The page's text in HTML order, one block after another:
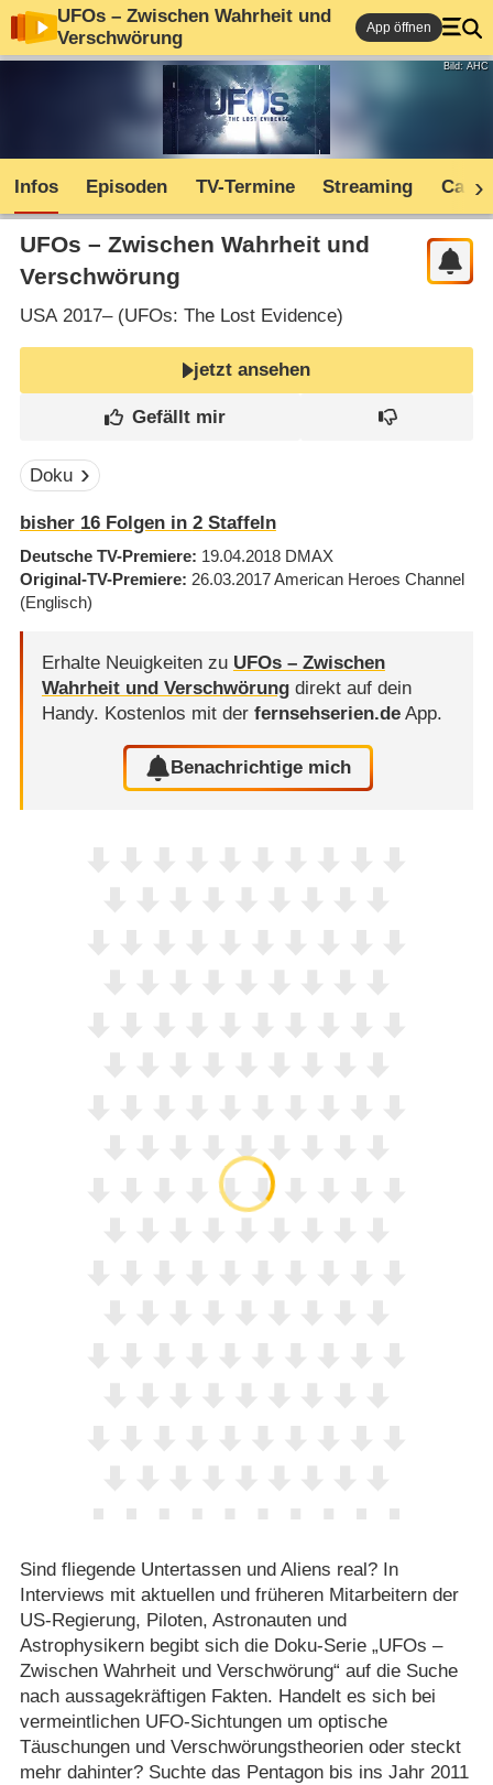
UFOs – Zwischen Wahrheit und
Verschwörung
App öffnen
Bild: AHC
Infos Episoden TV-Termine Streaming Cast
UFOs – Zwischen Wahrheit und
Verschwörung
USA2017– (UFOs: The Lost Evidence)
jetzt ansehen
Doku
bisher 16Folgen in 2Staffeln
Deutsche TV-Premiere 19.04.2018 DMAX
Original-TV-Premiere 26.03.2017American Heroes Channel
(Englisch)
Erhalte Neuigkeiten zu UFOs – Zwischen
Wahrheit und Verschwörungdirekt auf dein
Handy. Kostenlos mit der fernsehserien.deApp.
Benachrichtige mich
Sind fliegende Untertassen und Aliens real? In
Interviews mit aktuellen und früheren Mitarbeitern der
US-Regierung, Piloten, Astronauten und
Astrophysikern begibt sich die Doku-Serie „UFOs –
Zwischen Wahrheit und Verschwörung“ auf die Suche
nach aussagekräftigen Fakten. Handelt es sich bei
vermeintlichen UFO-Sichtungen um optische
Täuschungen und Verschwörungstheorien oder steckt
mehr dahinter? Suchte das Pentagon bis ins Jahr 2011